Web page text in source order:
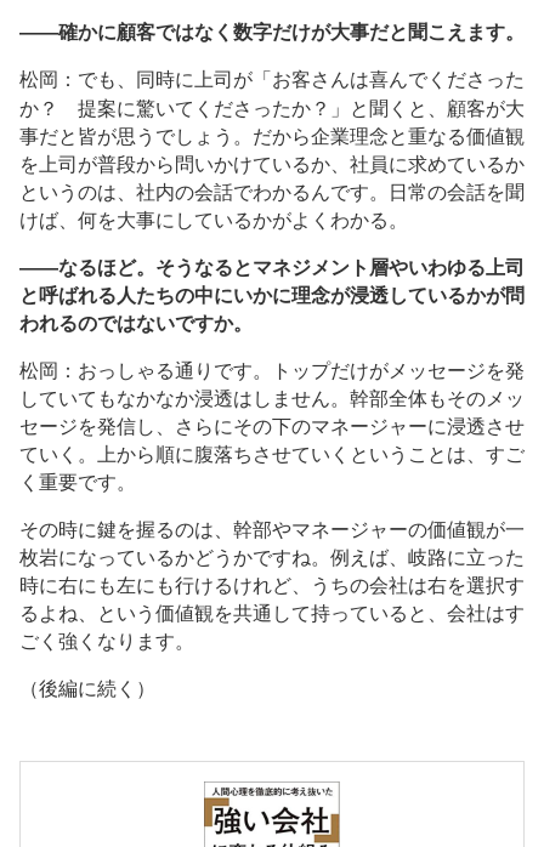
――確かに顧客ではなく数字だけが大事だと聞こえます。
松岡：でも、同時に上司が「お客さんは喜んでくださった
か？ 提案に驚いてくださったか？」と聞くと、顧客が大
事だと皆が思うでしょう。だから企業理念と重なる価値観
を上司が普段から問いかけているか、社員に求めているか
というのは、社内の会話でわかるんです。日常の会話を聞
けば、何を大事にしているかがよくわかる。
――なるほど。そうなるとマネジメント層やいわゆる上司
と呼ばれる人たちの中にいかに理念が浸透しているかが問
われるのではないですか。
松岡：おっしゃる通りです。トップだけがメッセージを発
していてもなかなか浸透はしません。幹部全体もそのメッ
セージを発信し、さらにその下のマネージャーに浸透させ
ていく。上から順に腹落ちさせていくということは、すご
く重要です。
その時に鍵を握るのは、幹部やマネージャーの価値観が一
枚岩になっているかどうかですね。例えば、岐路に立った
時に右にも左にも行けるけれど、うちの会社は右を選択す
るよね、という価値観を共通して持っていると、会社はす
ごく強くなります。
（後編に続く）